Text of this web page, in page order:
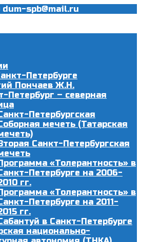
dum-spb@mail.ru
Петербурге
Пончаев Ж.Н.
Петербург – северная
Петербургская
мечеть (Татарская
Санкт-Петербургская
«Толерантность» в
Петербурге на 2006-
гг.
«Толерантность» в
Петербурге на 2011-
гг.
в Санкт-Петербурге
национально-